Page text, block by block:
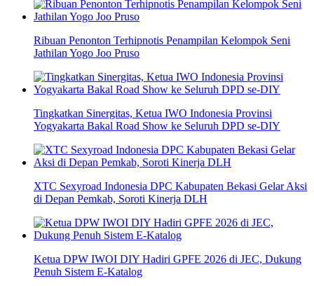
Ribuan Penonton Terhipnotis Penampilan Kelompok Seni
Jathilan Yogo Joo Pruso
Tingkatkan Sinergitas, Ketua IWO Indonesia Provinsi
Yogyakarta Bakal Road Show ke Seluruh DPD se-DIY
XTC Sexyroad Indonesia DPC Kabupaten Bekasi Gelar Aksi
di Depan Pemkab, Soroti Kinerja DLH
Ketua DPW IWOI DIY Hadiri GPFE 2026 di JEC, Dukung
Penuh Sistem E-Katalog